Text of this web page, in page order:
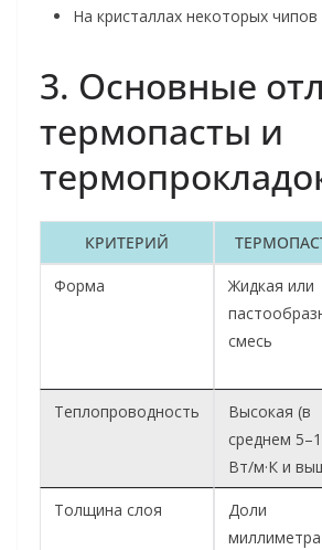
На кристаллах некоторых чипов
3. Основные
термопасты и
КРИТЕРИЙ
Форма
Жидкая или
смесь
Теплопроводность
Высокая (в
среднем
Вт/м·К и
Толщина слоя
Доли
миллиметра